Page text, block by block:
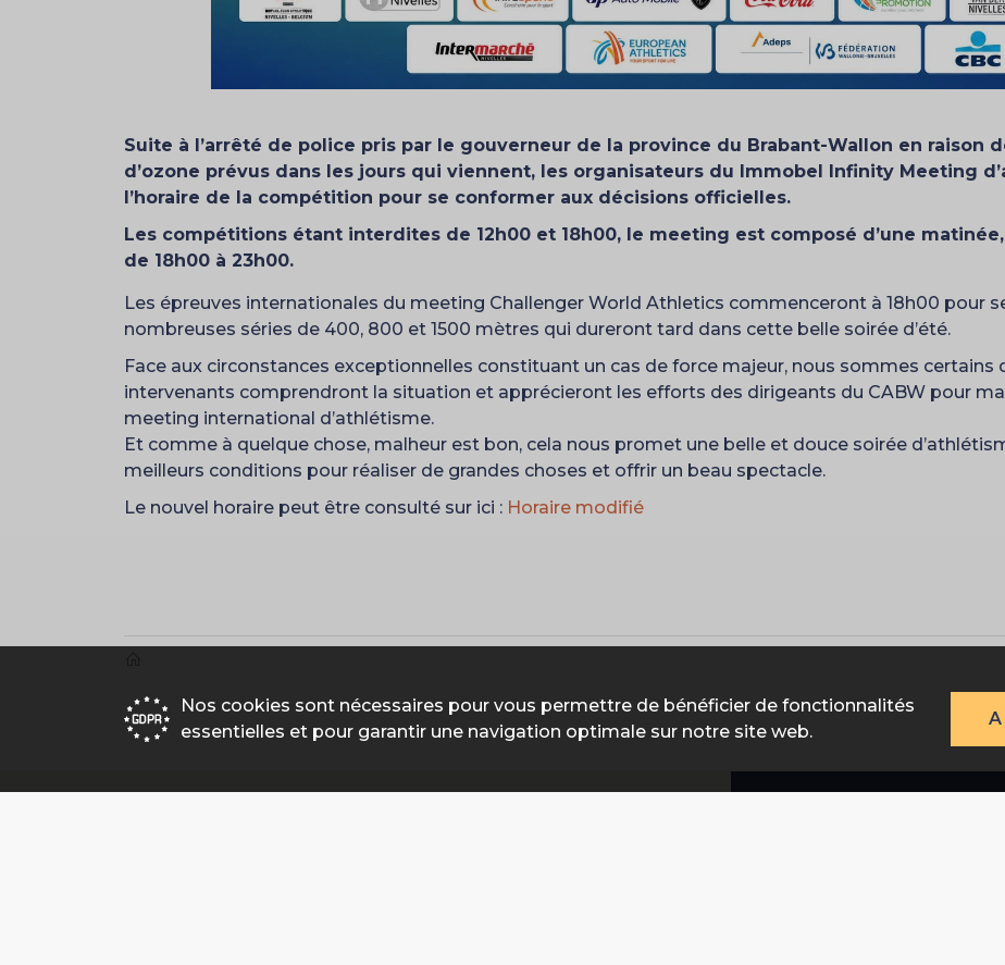
Nos cookies sont nécessaires pour vous permettre de bénéficier de fonctionnalités
essentielles et pour garantir une navigation optimale sur notre site web.
Suite à l’arrêté de police pris par le gouverneur de la province du Brabant-Wallon en raison
d’ozone prévus dans les jours qui viennent, les organisateurs du Immobel Infinity Meeting
l’horaire de la compétition pour se conformer aux décisions officielles.
Les compétitions étant interdites de 12h00 et 18h00, le meeting est composé d’une
de 18h00 à 23h00.
Les épreuves internationales du meeting Challenger World Athletics commenceront à 18h00 pour
nombreuses séries de 400, 800 et 1500 mètres qui dureront tard dans cette belle soirée d’été.
Face aux circonstances exceptionnelles constituant un cas de force majeur, nous sommes
intervenants comprendront la situation et apprécieront les efforts des dirigeants du CABW pour
meeting international d’athlétisme.
Et comme à quelque chose, malheur est bon, cela nous promet une belle et douce soirée
meilleurs conditions pour réaliser de grandes choses et offrir un beau spectacle.
Le nouvel horaire peut être consulté sur ici : Horaire modifié